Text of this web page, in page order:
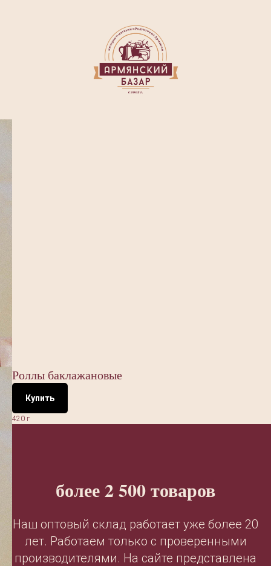
Роллы баклажановые
Купить
420 г
более 2 500 товаров
Наш оптовый склад работает уже более 20
лет. Работаем только с проверенными
производителями. На сайте представлена